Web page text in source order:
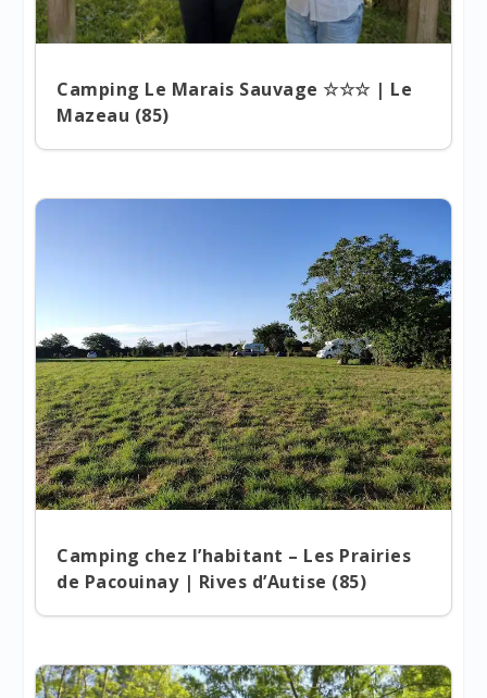
Camping Le Marais Sauvage ☆☆☆ | Le
Mazeau (85)
Camping chez l’habitant – Les Prairies
de Pacouinay | Rives d’Autise (85)